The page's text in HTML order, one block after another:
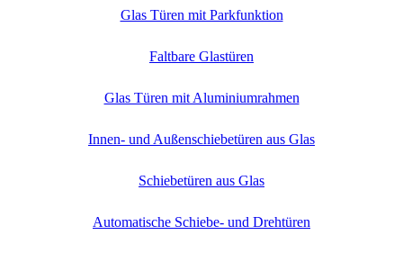
Glas Türen mit Parkfunktion
Faltbare Glastüren
Glas Türen mit Aluminiumrahmen
Innen- und Außenschiebetüren aus Glas
Schiebetüren aus Glas
Automatische Schiebe- und Drehtüren